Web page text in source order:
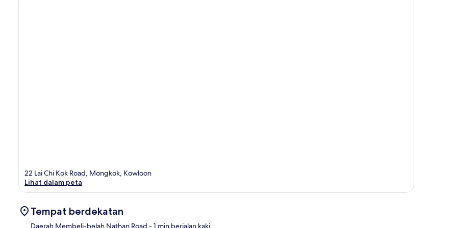
22 Lai Chi Kok Road, Mongkok, Kowloon
Lihat dalam peta
Tempat berdekatan
Daerah Membeli-belah Nathan Road - 1 min berjalan kaki